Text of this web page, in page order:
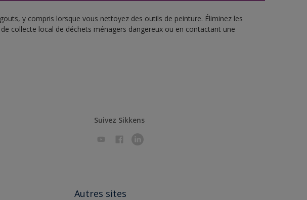
y compris lorsque vous nettoyez des outils de peinture. Éliminez les
collecte local de déchets ménagers dangereux ou en contactant une
Suivez Sikkens
Autres sites